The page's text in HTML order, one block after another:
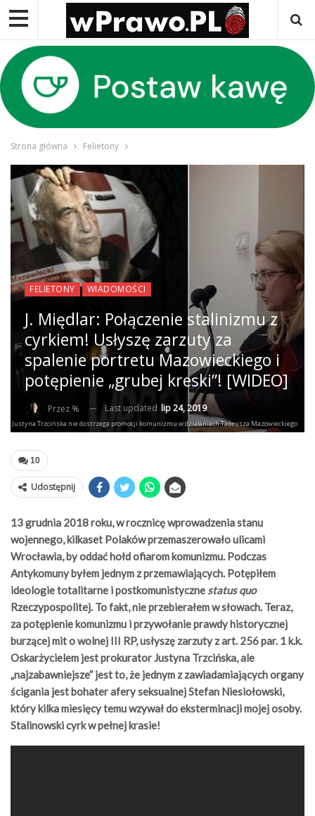
Strona główna Felietony
FELIETONY WIADOMOŚCI
J. Międlar: Połączenie stalinizmu z
cyrkiem! Usłyszę zarzuty za
spalenie portretu Mazowieckiego i
potępienie „grubej kreski”! [WIDEO]
Przez % Last updated lip 24, 2019
Justyna Trzcińska nie dostrzega promocji komunizmu w działaniach Tadeusza Mazowieckiego
10
Udostępnij
13 grudnia 2018 roku, w rocznicę wprowadzenia stanu
wojennego, kilkaset Polaków przemaszerowało ulicami
Wrocławia, by oddać hołd ofiarom komunizmu. Podczas
Antykomuny byłem jednym z przemawiających. Potępiłem
ideologie totalitarne i postkomunistycznestatus quo
Rzeczypospolitej. To fakt, nie przebierałem w słowach. Teraz,
za potępienie komunizmu i przywołanie prawdy historycznej
burzącej mit o wolnej III RP, usłyszę zarzuty z art. 256 par. 1 k.k.
Oskarżycielem jest prokurator Justyna Trzcińska, ale
„najzabawniejsze” jest to, że jednym z zawiadamiających organy
ścigania jest bohater afery seksualnej Stefan Niesiołowski,
który kilka miesięcy temu wzywał do eksterminacji mojej osoby.
Stalinowski cyrk w pełnej krasie!